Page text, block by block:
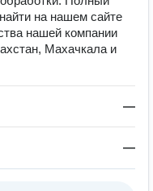
на нашем сайте
нашей компании
Махачкала и
—
—